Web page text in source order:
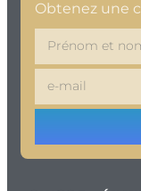
Obtenez une